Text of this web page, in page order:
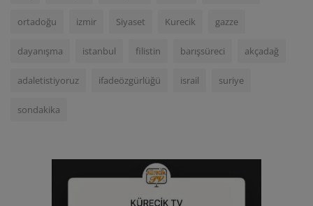
ortadoğu izmir Siyaset Kurecik gazze
dayanışma istanbul filistin barışsüreci akçadağ
adaletistiyoruz ifadeözgürlüğü israil suriye
sondakika